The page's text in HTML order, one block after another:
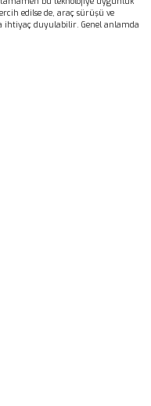
edilse de, araç sürüşü ve
ihtiyaç duyulabilir. Genel anlamda